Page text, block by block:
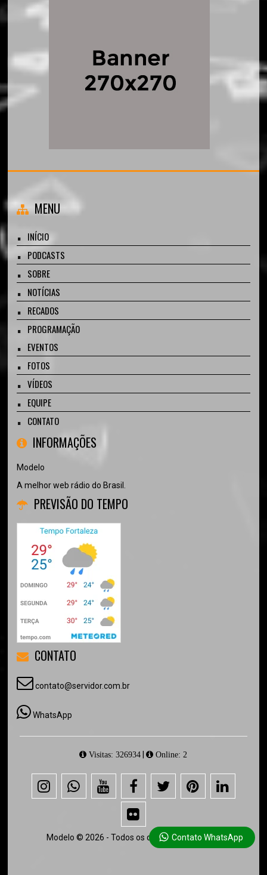
MENU
INÍCIO
PODCASTS
SOBRE
NOTÍCIAS
RECADOS
PROGRAMAÇÃO
EVENTOS
FOTOS
VÍDEOS
EQUIPE
CONTATO
INFORMAÇÕES
Modelo
A melhor web rádio do Brasil.
PREVISÃO DO TEMPO
Contato WhatsApp
CONTATO
contato@servidor.com.br
WhatsApp
Visitas: 326934 | Online: 2
Modelo © 2026 - Todos os direitos reservados.